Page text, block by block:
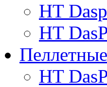
HT
HT
HT